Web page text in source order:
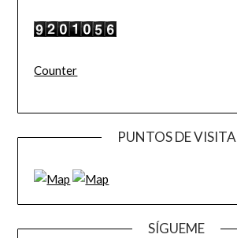
Counter
PUNTOS DE VISITA
SÍGUEME